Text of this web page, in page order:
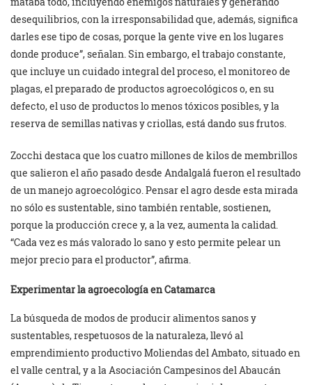
desequilibrios, con la irresponsabilidad que, además, significa
darles ese tipo de cosas, porque la gente vive en los lugares
donde produce”, señalan. Sin embargo, el trabajo constante,
que incluye un cuidado integral del proceso, el monitoreo de
plagas, el preparado de productos agroecológicos o, en su
defecto, el uso de productos lo menos tóxicos posibles, y la
reserva de semillas nativas y criollas, está dando sus frutos.
Zocchi destaca que los cuatro millones de kilos de membrillos
que salieron el año pasado desde Andalgalá fueron el resultado
de un manejo agroecológico. Pensar el agro desde esta mirada
no sólo es sustentable, sino también rentable, sostienen,
porque la producción crece y, a la vez, aumenta la calidad.
“Cada vez es más valorado lo sano y esto permite pelear un
mejor precio para el productor”, afirma.
Experimentar la agroecología en Catamarca
La búsqueda de modos de producir alimentos sanos y
sustentables, respetuosos de la naturaleza, llevó al
emprendimiento productivo Moliendas del Ambato, situado en
el valle central, y a la Asociación Campesinos del Abaucán